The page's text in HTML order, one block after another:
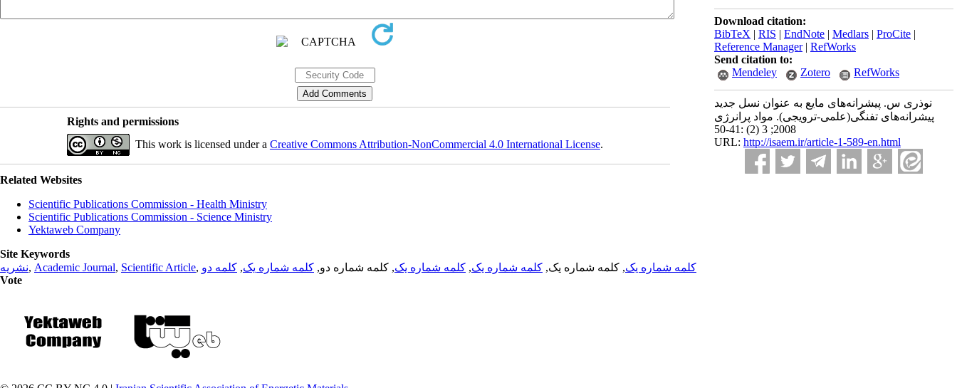
Download citation:
BibTeX | RIS | EndNote | Medlars | ProCite |
Reference Manager| RefWorks
Send citation to:
Mendeley
Zotero RefWorks
نوذری س. پیشرانه‌های مایع به عنوان نسل جدید
پیشرانه‌های تفنگی(علمی-ترویجی). مواد پرانرژی
2008; 3 (2) :41-50
URL: http://isaem.ir/article-1-589-en.html
Rights and permissions
This work is licensed under a Creative Commons Attribution-NonCommercial 4.0 International License.
Related Websites
Scientific Publications Commission - Health Ministry
Scientific Publications Commission - Science Ministry
Yektaweb Company
Site Keywords
نشریه, Academic Journal, Scientific Article, کلمه شماره یک, کلمه شماره یک, کلمه شماره یک, کلمه شماره یک, کلمه شماره دو, کلمه شماره یک, کلمه دو
Vote